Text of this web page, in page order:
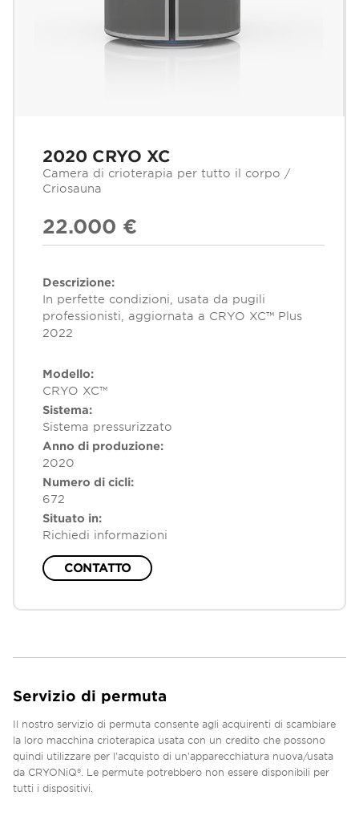
2020 CRYO XC
Camera di crioterapia per tutto il corpo /
Criosauna
22.000 €
Descrizione:
In perfette condizioni, usata da pugili
professionisti, aggiornata a CRYO XC™ Plus
2022
Modello:
CRYO XC™
Sistema:
Sistema pressurizzato
Anno di produzione:
2020
Numero di cicli:
672
Situato in:
Richiedi informazioni
CONTATTO
Servizio di permuta
Il nostro servizio di permuta consente agli acquirenti di scambiare
la loro macchina crioterapica usata con un credito che possono
quindi utilizzare per l'acquisto di un'apparecchiatura nuova/usata
da CRYONiQ®. Le permute potrebbero non essere disponibili per
tutti i dispositivi.